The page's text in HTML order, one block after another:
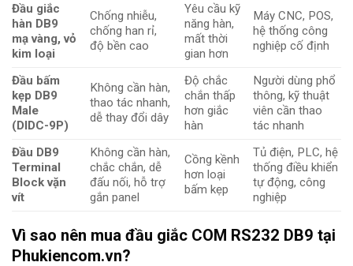
Đầu giắc
hàn DB9
mạ vàng, vỏ
kim loại
Chống nhiễu,
chống han rỉ,
độ bền cao
Yêu cầu kỹ
năng hàn,
mất thời
gian hơn
Máy CNC, POS,
hệ thống công
nghiệp cố định
Đầu bấm
kẹp DB9
Male
(DIDC-9P)
Không cần hàn,
thao tác nhanh,
dễ thay đổi dây
Độ chắc
chắn thấp
hơn giắc
hàn
Người dùng phổ
thông, kỹ thuật
viên cần thao
tác nhanh
Đầu DB9
Terminal
Block vặn
vít
Không cần hàn,
chắc chắn, dễ
đấu nối, hỗ trợ
gắn panel
Cồng kềnh
hơn loại
bấm kẹp
Tủ điện, PLC, hệ
thống điều khiển
tự động, công
nghiệp
Vì sao nên mua đầu giắc COM RS232 DB9 tại
Phukiencom.vn?